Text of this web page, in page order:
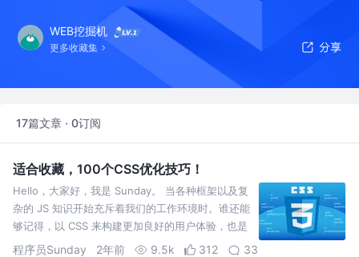
WEB挖掘机
更多收藏集
17篇文章 · 0订阅
适合收藏，100个CSS优化技巧！
Hello，大家好，我是 Sunday。 当各种框架以及复
杂的 JS 知识开始充斥着我们的工作环境时。谁还能
够记得，以 CSS 来构建更加良好的用户体验，也是
前端的一个重要组成部分~~
程序员Sunday 2年前 9.5k 312 33